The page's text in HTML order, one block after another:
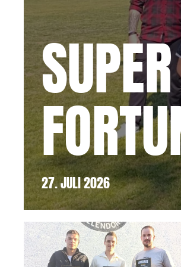
27. JULI 2026